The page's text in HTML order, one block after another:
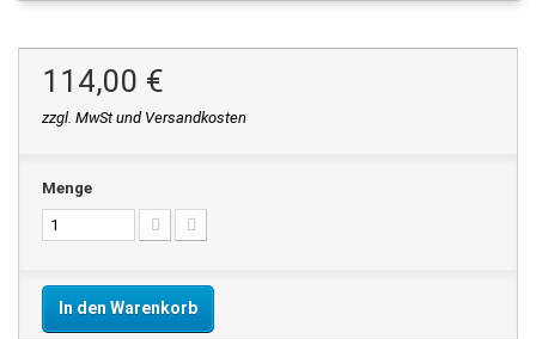
114,00 €
zzgl. MwSt und Versandkosten
Menge
In den Warenkorb